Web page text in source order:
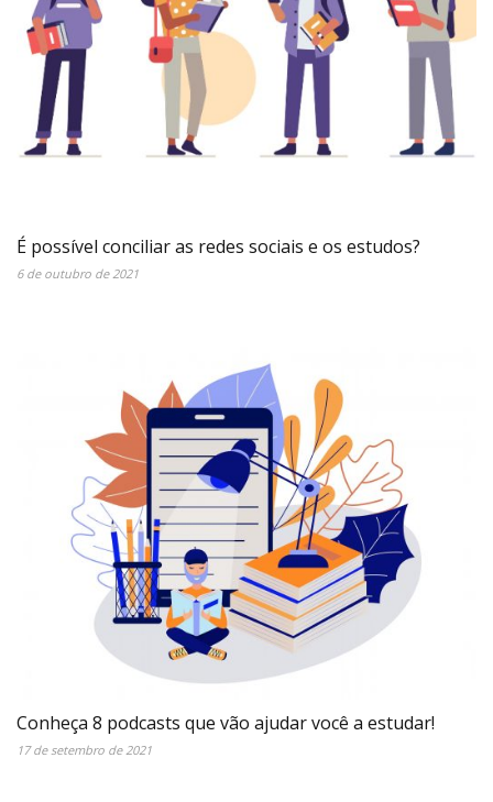
É possível conciliar as redes sociais e os estudos?
6 de outubro de 2021
Conheça 8 podcasts que vão ajudar você a estudar!
17 de setembro de 2021